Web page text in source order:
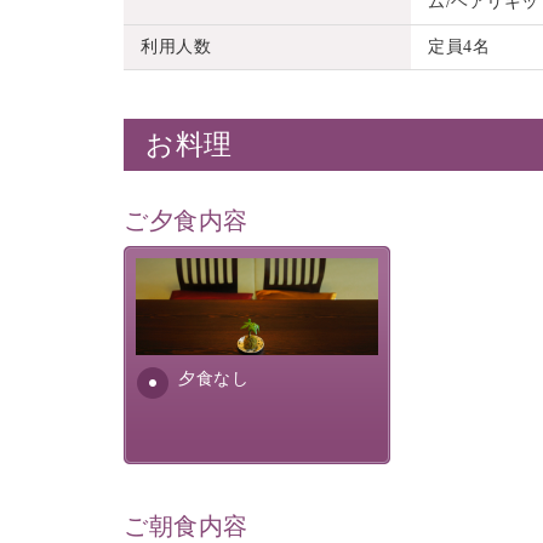
利用人数 定員4名
お料理
ご夕食内容
夕食なし
夕食なしご夕食を追加される
場合は、二食付きのプランを
お選びくださいませ。
ご朝食内容